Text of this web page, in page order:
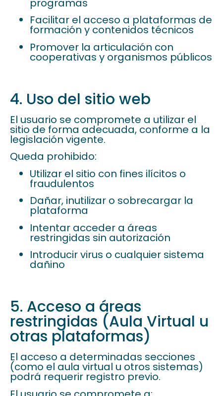
programas
Facilitar el acceso a plataformas de
formación y contenidos técnicos
Promover la articulación con
cooperativas y organismos públicos
4. Uso del sitio web
El usuario se compromete a utilizar el
sitio de forma adecuada, conforme a la
legislación vigente.
Queda prohibido:
Utilizar el sitio con fines ilícitos o
fraudulentos
Dañar, inutilizar o sobrecargar la
plataforma
Intentar acceder a áreas
restringidas sin autorización
Introducir virus o cualquier sistema
dañino
5. Acceso a áreas
restringidas (Aula Virtual u
otras plataformas)
El acceso a determinadas secciones
(como el aula virtual u otros sistemas)
podrá requerir registro previo.